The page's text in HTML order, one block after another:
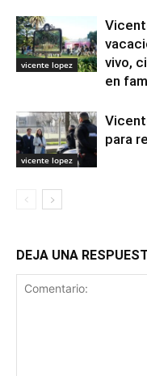
vicente lopez
vivo,
en
vicente lopez
para
DEJA UNA